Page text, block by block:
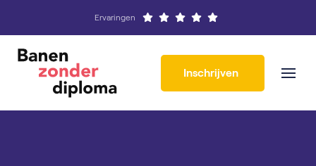
Ervaringen
Inschrijven